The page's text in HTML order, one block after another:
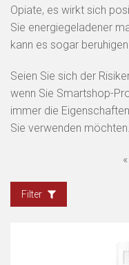
Opiate, es wirkt sich
Sie energiegeladener
kann es sogar
Seien Sie sich der
wenn Sie Smartshop-
immer die
Sie verwenden möchten.
«
Filter